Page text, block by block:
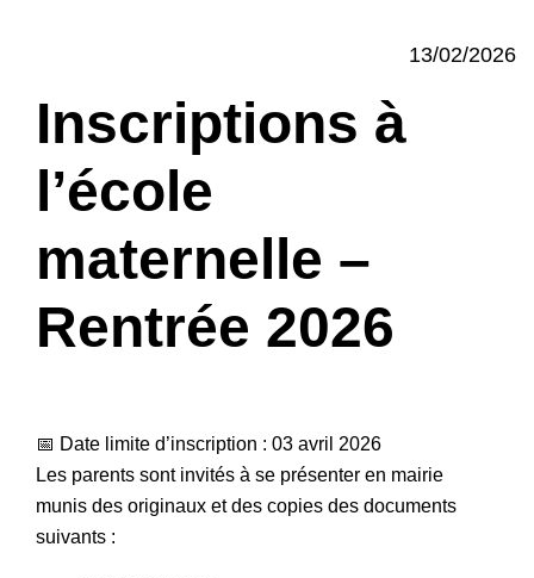
13/02/2026
Inscriptions à
l’école
maternelle –
Rentrée 2026
📅 Date limite d’inscription : 03 avril 2026
Les parents sont invités à se présenter en mairie
munis des originaux et des copies des documents
suivants :